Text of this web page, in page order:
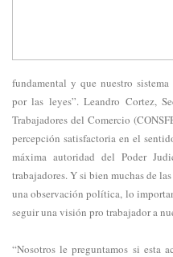
fundamental y que nuestro
por las leyes”. Leandro Cortez,
Trabajadores del Comercio
percepción satisfactoria en el
máxima autoridad del Poder
trabajadores. Y si bien muchas de
una observación política, lo
seguir una visión pro trabajador a
“Nosotros le preguntamos si esta